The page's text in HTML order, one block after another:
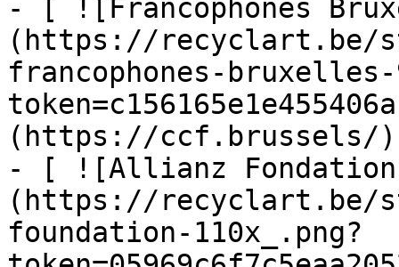
- [ ![Francophones
(https://recyclart.be/
francophones-bruxelles-
(https://ccf.brussels/)
- [ ![Allianz
(https://recyclart.be/
foundation-110x_.png?